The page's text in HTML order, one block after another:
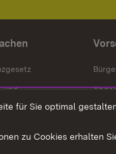
und
für Sie optimal
zu Cookies erhalten